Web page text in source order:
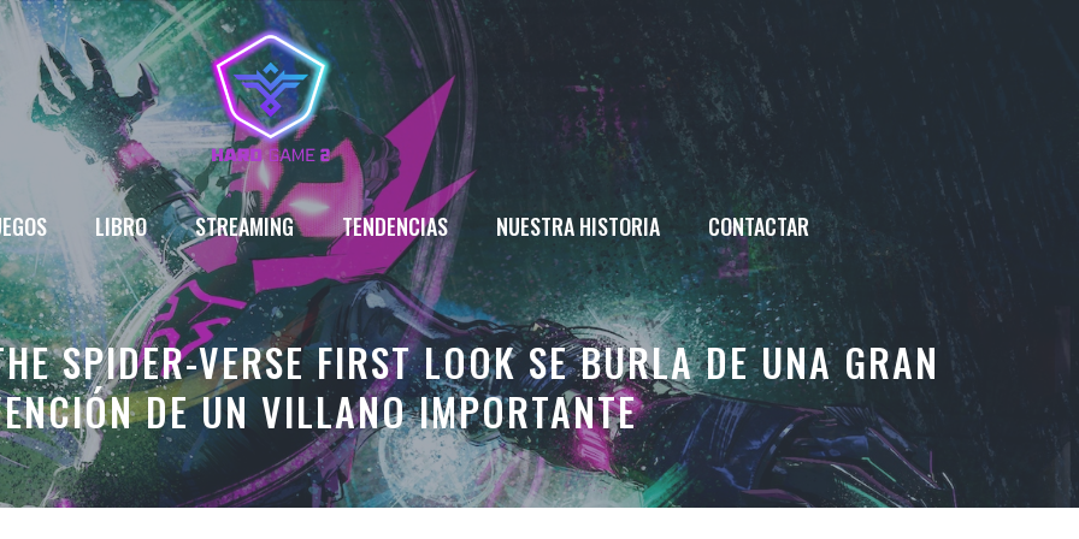
LIBRO STREAMING TENDENCIAS NUESTRA HISTORIA CONTACTAR
SPIDER-VERSE FIRST LOOK SE BURLA DE UNA GRAN
DE UN VILLANO IMPORTANTE